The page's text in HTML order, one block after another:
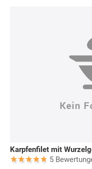
Karpfenfilet mit
5